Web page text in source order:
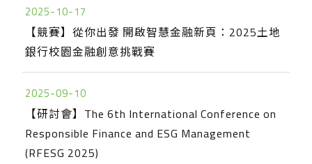
2025-10-17
【競賽】從你出發 開啟智慧金融新頁：2025土地
銀行校園金融創意挑戰賽
2025-09-10
【研討會】The 6th International Conference on
Responsible Finance and ESG Management
(RFESG 2025)